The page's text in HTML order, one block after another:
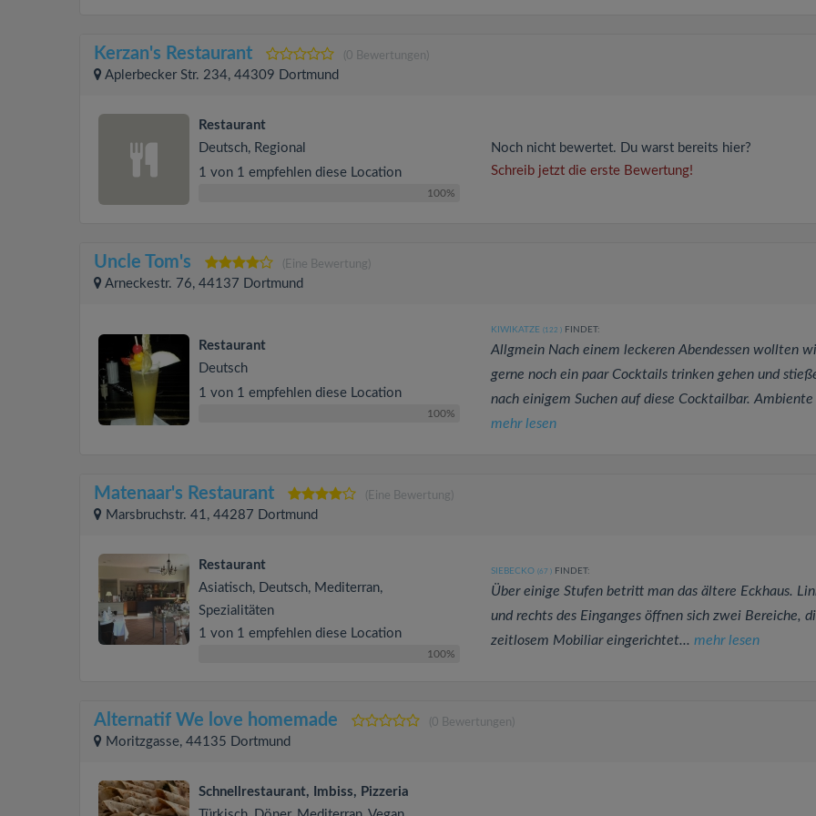
Kerzan's Restaurant (0 Bewertungen)
Aplerbecker Str. 234, 44309 Dortmund
Restaurant
Deutsch, Regional
1 von 1 empfehlen diese Location
100%
Noch nicht bewertet. Du warst bereits hier?
Schreib jetzt die erste Bewertung!
Uncle Tom's (Eine Bewertung)
Arneckestr. 76, 44137 Dortmund
Restaurant
Deutsch
1 von 1 empfehlen diese Location
100%
KIWIKATZE (122 )FINDET:
Allgmein Nach einem leckeren Abendessen wollten
gerne noch ein paar Cocktails trinken gehen und
nach einigem Suchen auf diese Cocktailbar. Ambiente
mehr lesen
Matenaar's Restaurant (Eine Bewertung)
Marsbruchstr. 41, 44287 Dortmund
Restaurant
Asiatisch, Deutsch, Mediterran,
Spezialitäten
1 von 1 empfehlen diese Location
100%
SIEBECKO (67 )FINDET:
Über einige Stufen betritt man das ältere Eckhaus.
und rechts des Einganges öffnen sich zwei Bereiche,
zeitlosem Mobiliar eingerichtet... mehr lesen
Alternatif We love homemade (0 Bewertungen)
Moritzgasse, 44135 Dortmund
Schnellrestaurant, Imbiss, Pizzeria